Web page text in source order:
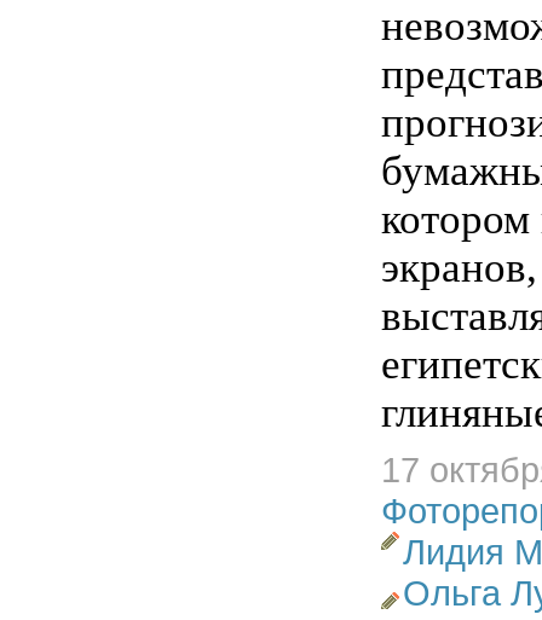
котором
17
Лидия
Ольга